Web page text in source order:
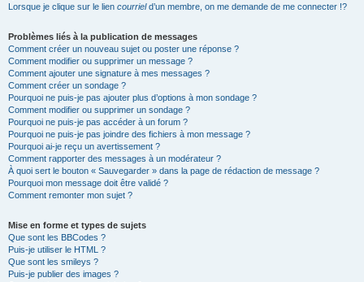
Lorsque je clique sur le lien courrield’un membre, on me demande de me connecter !?
Problèmes liés à la publication de messages
Comment créer un nouveau sujet ou poster une réponse ?
Comment modifier ou supprimer un message ?
Comment ajouter une signature à mes messages ?
Comment créer un sondage ?
Pourquoi ne puis-je pas ajouter plus d’options à mon sondage ?
Comment modifier ou supprimer un sondage ?
Pourquoi ne puis-je pas accéder à un forum ?
Pourquoi ne puis-je pas joindre des fichiers à mon message ?
Pourquoi ai-je reçu un avertissement ?
Comment rapporter des messages à un modérateur ?
À quoi sert le bouton « Sauvegarder » dans la page de rédaction de message ?
Pourquoi mon message doit être validé ?
Comment remonter mon sujet ?
Mise en forme et types de sujets
Que sont les BBCodes ?
Puis-je utiliser le HTML ?
Que sont les smileys ?
Puis-je publier des images ?